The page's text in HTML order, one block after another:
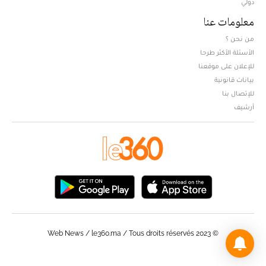
دولي
معلومات عنا
من نحن ؟
الأسئلة الأكثر طرحا
للإعلان على موقعنا
بيانات قانونية
للإتصال بنا
أرشيف
© Web News / le360.ma / Tous droits réservés 2023